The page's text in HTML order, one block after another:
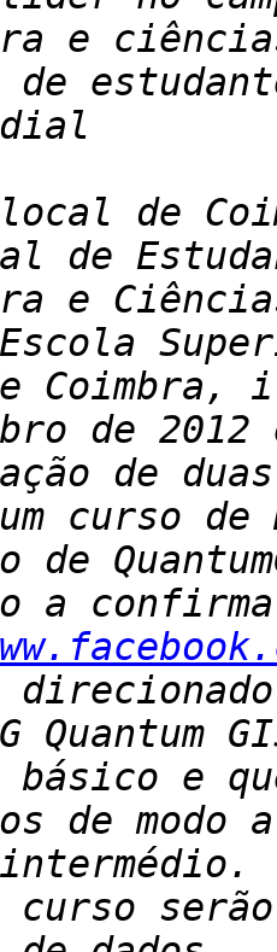
e
de
e
de
de
básico e
curso